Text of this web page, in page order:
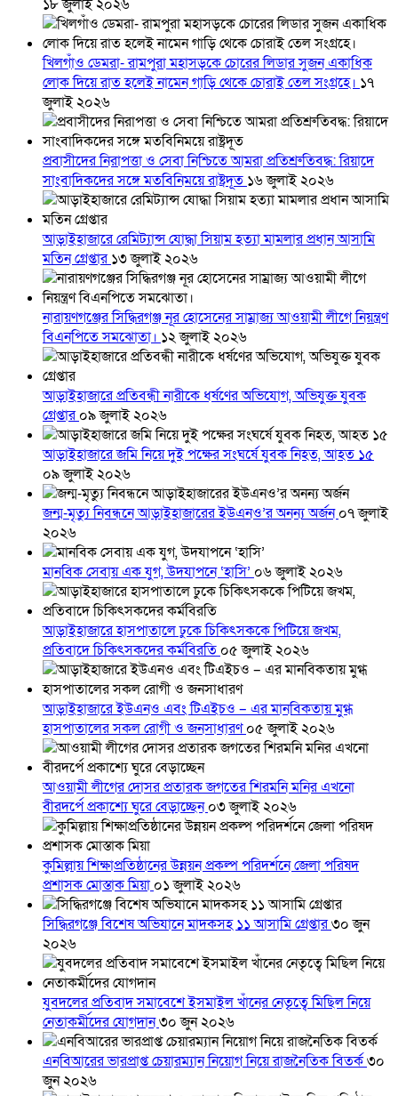
১৮ জুলাই ২০২৬
খিলগাঁও ডেমরা- রামপুরা মহাসড়কে চোরের লিডার সুজন একাধিক
লোক দিয়ে রাত হলেই নামেন গাড়ি থেকে চোরাই তেল সংগ্রহে। ১৭
জুলাই ২০২৬
প্রবাসীদের নিরাপত্তা ও সেবা নিশ্চিতে আমরা প্রতিশ্রুতিবদ্ধ: রিয়াদে
সাংবাদিকদের সঙ্গে মতবিনিময়ে রাষ্ট্রদূত ১৬ জুলাই ২০২৬
আড়াইহাজারে রেমিট্যান্স যোদ্ধা সিয়াম হত্যা মামলার প্রধান আসামি
মতিন গ্রেপ্তার১৩ জুলাই ২০২৬
নারায়ণগঞ্জের সিদ্ধিরগঞ্জ নূর হোসেনের সাম্রাজ্য আওয়ামী লীগে নিয়ন্ত্রণ
বিএনপিতে সমঝোতা। ১২ জুলাই ২০২৬
আড়াইহাজারে প্রতিবন্ধী নারীকে ধর্ষণের অভিযোগ, অভিযুক্ত যুবক
গ্রেপ্তার০৯ জুলাই ২০২৬
আড়াইহাজারে জমি নিয়ে দুই পক্ষের সংঘর্ষে যুবক নিহত, আহত ১৫
০৯ জুলাই ২০২৬
জন্ম-মৃত্যু নিবন্ধনে আড়াইহাজারের ইউএনও’র অনন্য অর্জন০৭ জুলাই
২০২৬
মানবিক সেবায় এক যুগ, উদযাপনে ‘হাসি’ ০৬ জুলাই ২০২৬
আড়াইহাজারে হাসপাতালে ঢুকে চিকিৎসককে পিটিয়ে জখম,
প্রতিবাদে চিকিৎসকদের কর্মবিরতি ০৫ জুলাই ২০২৬
আড়াইহাজারে ইউএনও এবং টিএইচও – এর মানবিকতায় মুগ্ধ
হাসপাতালের সকল রোগী ও জনসাধারণ০৫ জুলাই ২০২৬
আওয়ামী লীগের দোসর প্রতারক জগতের শিরমনি মনির এখনো
বীরদর্পে প্রকাশ্যে ঘুরে বেড়াচ্ছেন০৩ জুলাই ২০২৬
কুমিল্লায় শিক্ষাপ্রতিষ্ঠানের উন্নয়ন প্রকল্প পরিদর্শনে জেলা পরিষদ
প্রশাসক মোস্তাক মিয়া ০১ জুলাই ২০২৬
সিদ্ধিরগঞ্জে বিশেষ অভিযানে মাদকসহ ১১ আসামি গ্রেপ্তার৩০ জুন
২০২৬
যুবদলের প্রতিবাদ সমাবেশে ইসমাইল খাঁনের নেতৃত্বে মিছিল নিয়ে
নেতাকর্মীদের যোগদান৩০ জুন ২০২৬
এনবিআরের ভারপ্রাপ্ত চেয়ারম্যান নিয়োগ নিয়ে রাজনৈতিক বিতর্ক৩০
জুন ২০২৬